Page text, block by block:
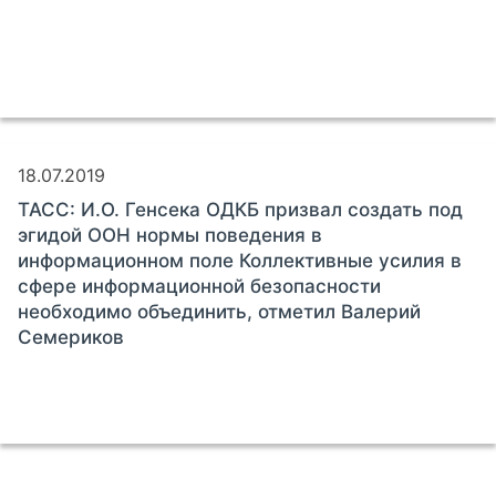
18.07.2019
ТАСС: И.О. Генсека ОДКБ призвал создать под
эгидой ООН нормы поведения в
информационном поле Коллективные усилия в
сфере информационной безопасности
необходимо объединить, отметил Валерий
Семериков